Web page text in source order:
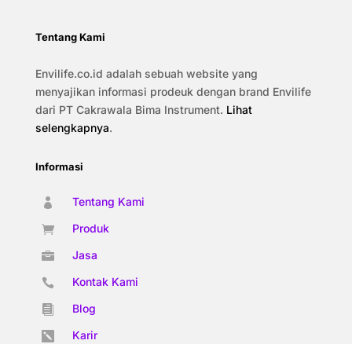
Tentang Kami
Envilife.co.id adalah sebuah website yang
menyajikan informasi prodeuk dengan brand Envilife
dari PT Cakrawala Bima Instrument. Lihat
selengkapnya.
Informasi
 Tentang Kami
 Produk
 Jasa
 Kontak Kami
 Blog
 Karir